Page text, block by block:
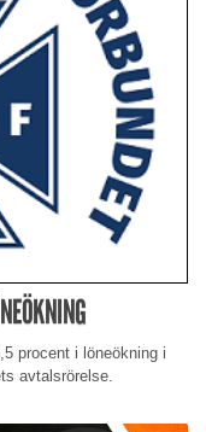
procent i löneökning i
avtalsrörelse.